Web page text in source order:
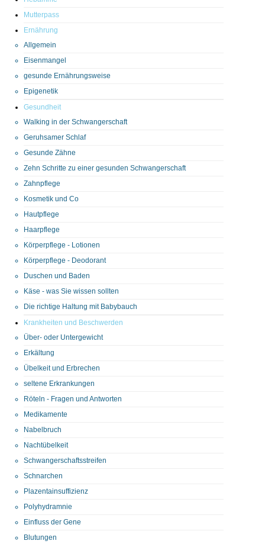
Mutterpass
Ernährung
Allgemein
Eisenmangel
gesunde Ernährungsweise
Epigenetik
Gesundheit
Walking in der Schwangerschaft
Geruhsamer Schlaf
Gesunde Zähne
Zehn Schritte zu einer gesunden Schwangerschaft
Zahnpflege
Kosmetik und Co
Hautpflege
Haarpflege
Körperpflege - Lotionen
Körperpflege - Deodorant
Duschen und Baden
Käse - was Sie wissen sollten
Die richtige Haltung mit Babybauch
Krankheiten und Beschwerden
Über- oder Untergewicht
Erkältung
Übelkeit und Erbrechen
seltene Erkrankungen
Röteln - Fragen und Antworten
Medikamente
Nabelbruch
Nachtübelkeit
Schwangerschaftsstreifen
Schnarchen
Plazentainsuffizienz
Polyhydramnie
Einfluss der Gene
Blutungen